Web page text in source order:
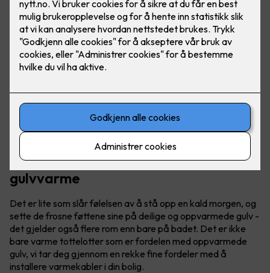
Ved å installere varmekabler får du en jevn og behagelig
varme som spres over hele gulvflaten, perfekt for
vinterkvelder i vårt over gjennomsnittet kalde land.
Få varmen i kalde tær med
gulvvarme
Det er lite som slår følelsen av å stå opp en kald morgen, og
sette de frosne føttene sine på deilige og oppvarmede gulv -
det gjelder også flere rom enn bare på badet. Det er ikke
bare varme tottelotter som er fordelen med oppvarmede
gulv, vi tar deg gjennom en rekke fine fordeler med å
installere varmekabler i din bolig.